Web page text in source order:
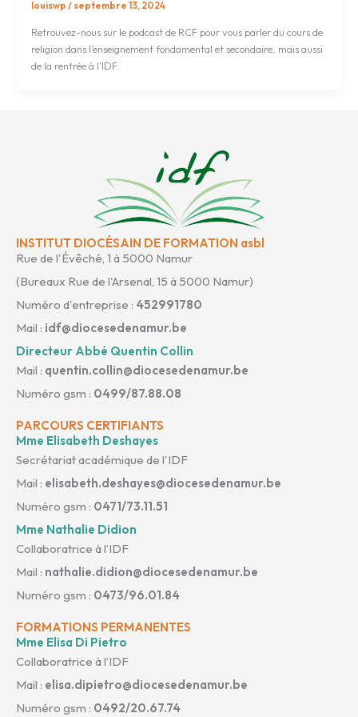
louiswp/ septembre 13, 2024
Retrouvez-nous sur le podcast de RCF pour vous parler du cours de
religion dans l’enseignement fondamental et secondaire, mais aussi
de la rentrée à l’IDF.
INSTITUT DIOCÉSAIN DE FORMATION asbl
Rue de l'Évêché, 1 à 5000 Namur
(Bureaux Rue de l'Arsenal, 15 à 5000 Namur)
Numéro d'entreprise : 452991780
Mail : idf@diocesedenamur.be
Directeur Abbé Quentin Collin
Mail : quentin.collin@diocesedenamur.be
Numéro gsm : 0499/87.88.08
PARCOURS CERTIFIANTS
Mme Elisabeth Deshayes
Secrétariat académique de l'IDF
Mail : elisabeth.deshayes@diocesedenamur.be
Numéro gsm : 0471/73.11.51
Mme Nathalie Didion
Collaboratrice à l’IDF
Mail : nathalie.didion@diocesedenamur.be
Numéro gsm : 0473/96.01.84
FORMATIONS PERMANENTES
Mme Elisa Di Pietro
Collaboratrice à l’IDF
Mail : elisa.dipietro@diocesedenamur.be
Numéro gsm : 0492/20.67.74